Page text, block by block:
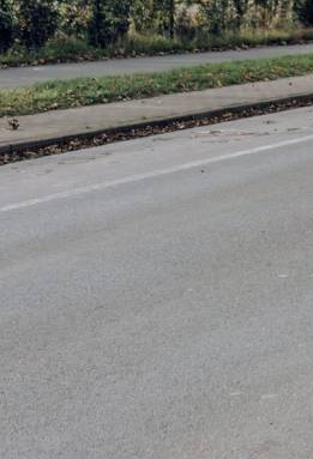
Staat
Demo
EC40
ES90
EX30
EX40